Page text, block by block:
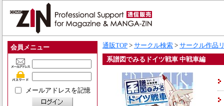
会員メニュー
メールアドレスを記憶
通販TOP > サークル検索 > サークル作品
系譜図でみるドイツ戦車 中戦車編